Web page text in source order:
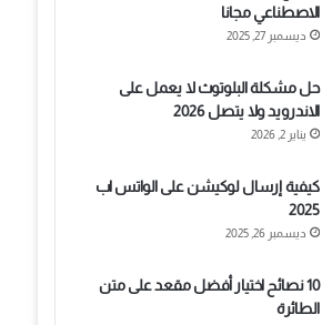
الاصطناعي مجانا
ديسمبر 27, 2025
حل مشكلة البلوتوث لا يعمل على
الاندرويد ولا يتصل 2026
يناير 2, 2026
كيفية إرسال لوكيشن على الواتس اب
2025
ديسمبر 26, 2025
10 نصائح اختيار أفضل مقعد على متن
الطائرة